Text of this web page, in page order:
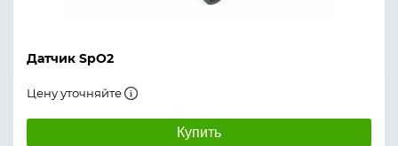
Датчик SpO2
Цену уточняйте
Купить